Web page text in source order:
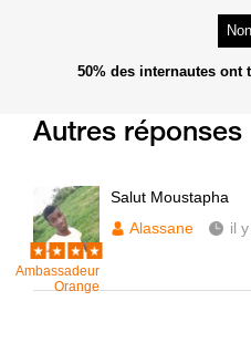
Non
50% des internautes ont
Autres réponses
Ambassadeur
Orange
Salut Moustapha
Alassane
il